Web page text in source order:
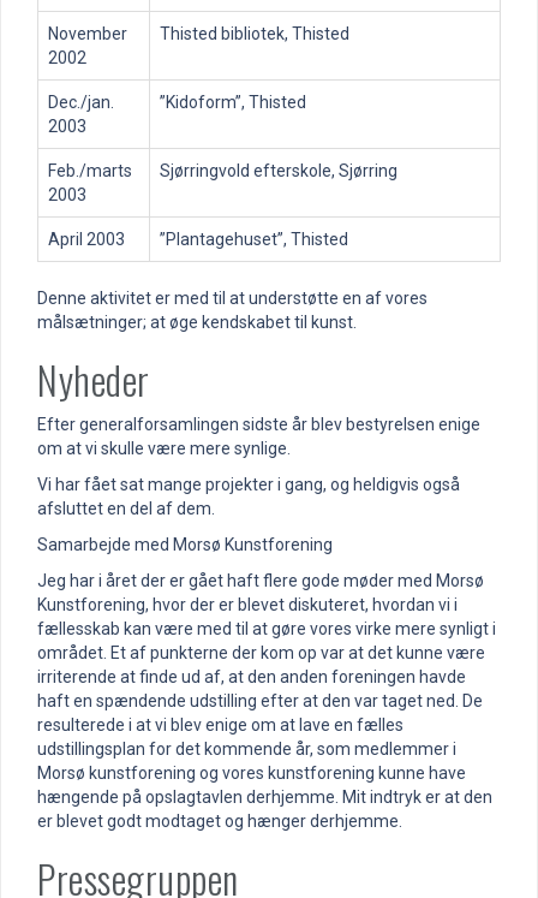
November
2002
Thisted bibliotek, Thisted
Dec./jan.
2003
”Kidoform”, Thisted
Feb./marts
2003
Sjørringvold efterskole, Sjørring
April 2003 ”Plantagehuset”, Thisted
Denne aktivitet er med til at understøtte en af vores
målsætninger; at øge kendskabet til kunst.
Nyheder
Efter generalforsamlingen sidste år blev bestyrelsen enige
om at vi skulle være mere synlige.
Vi har fået sat mange projekter i gang, og heldigvis også
afsluttet en del af dem.
Samarbejde med Morsø Kunstforening
Jeg har i året der er gået haft flere gode møder med Morsø
Kunstforening, hvor der er blevet diskuteret, hvordan vi i
fællesskab kan være med til at gøre vores virke mere synligt i
området. Et af punkterne der kom op var at det kunne være
irriterende at finde ud af, at den anden foreningen havde
haft en spændende udstilling efter at den var taget ned. De
resulterede i at vi blev enige om at lave en fælles
udstillingsplan for det kommende år, som medlemmer i
Morsø kunstforening og vores kunstforening kunne have
hængende på opslagtavlen derhjemme. Mit indtryk er at den
er blevet godt modtaget og hænger derhjemme.
Pressegruppen